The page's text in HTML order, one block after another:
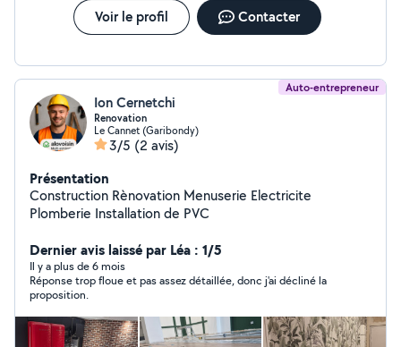
Voir le profil Contacter
Auto-entrepreneur
Ion Cernetchi
Renovation
Le Cannet (Garibondy)
3/5 (2 avis)
Présentation
Construction Rènovation Menuserie Electricite
Plomberie Installation de PVC
Dernier avis laissé par Léa : 1/5
Il y a plus de 6 mois
Réponse trop floue et pas assez détaillée, donc j'ai décliné la
proposition.